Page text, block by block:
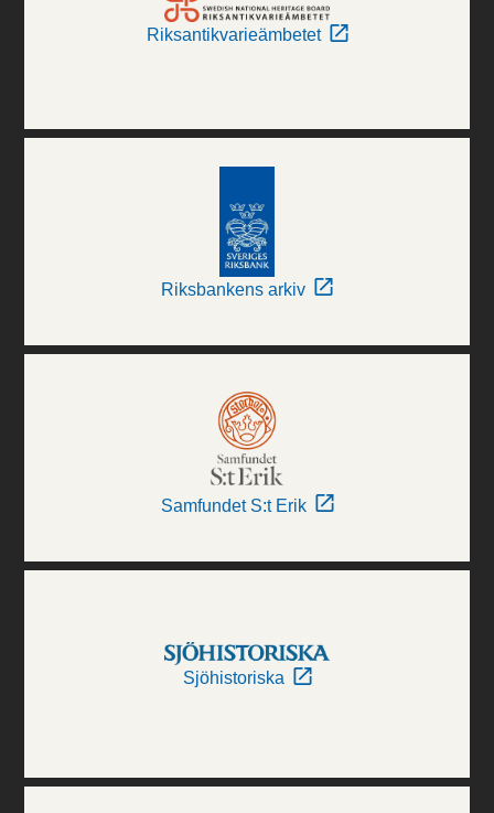
Riksantikvarieämbetet
Riksbankens arkiv
Samfundet S:t Erik
Sjöhistoriska